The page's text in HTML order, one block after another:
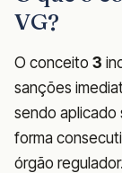
VG?
O conceito 3
sanções
sendo aplicado
forma
órgão regulador.